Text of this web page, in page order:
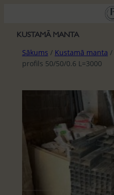
saturuKUSTAMĀ MANTA
Sākums / Kustamā manta /
profils 50/50/0.6 L=3000